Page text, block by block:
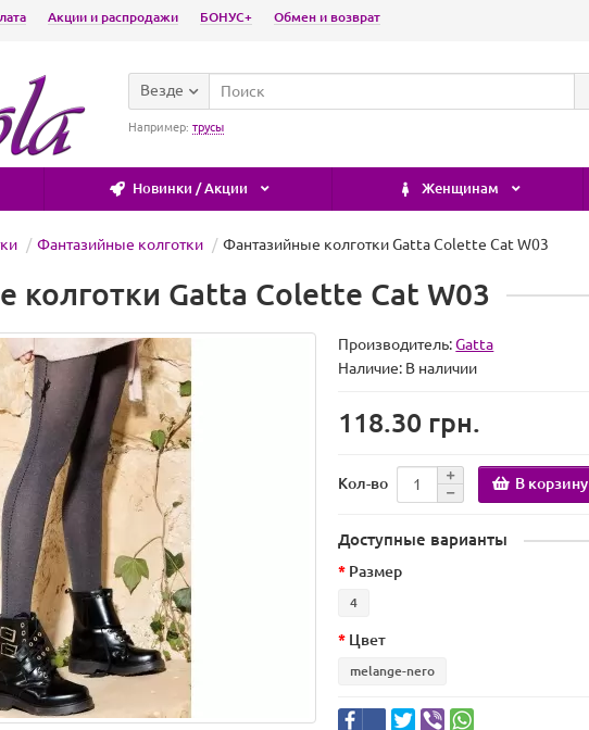
Акции и распродажи БОНУС+ Обмен и возврат
Везде
Например: трусы
Новинки / Акции Женщинам
Фантазийные колготки Фантазийные колготки Gatta Colette Cat W03
колготки Gatta Colette Cat W03
Производитель:Gatta
Наличие: В наличии
118.30 грн.
Кол-во В корзину
Доступные варианты
Размер
4
Цвет
melange-nero